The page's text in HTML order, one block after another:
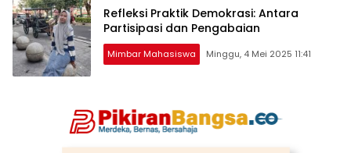
Refleksi Praktik Demokrasi: Antara
Partisipasi dan Pengabaian
Mimbar Mahasiswa Minggu, 4 Mei 2025 11:41